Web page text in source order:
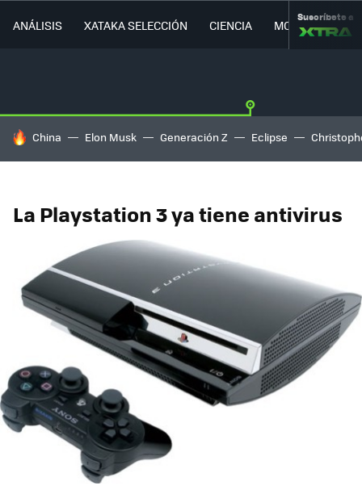
ANÁLISIS XATAKA SELECCIÓN CIENCIA MOVILIDAD
Suscríbete a
HOY SE HABLA DE
China Elon Musk Generación Z Eclipse
La Playstation 3 ya tiene antivirus